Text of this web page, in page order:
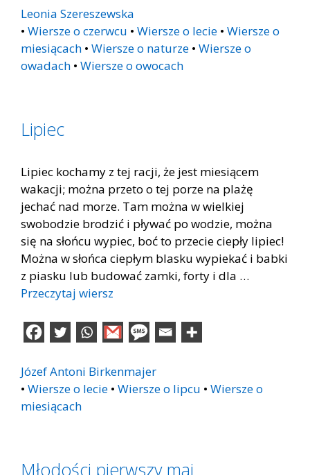
Leonia Szereszewska
• Wiersze o czerwcu • Wiersze o lecie • Wiersze o
miesiącach • Wiersze o naturze • Wiersze o
owadach • Wiersze o owocach
Lipiec
Lipiec kochamy z tej racji, że jest miesiącem
wakacji; można przeto o tej porze na plażę
jechać nad morze. Tam można w wielkiej
swobodzie brodzić i pływać po wodzie, można
się na słońcu wypiec, boć to przecie ciepły lipiec!
Można w słońca ciepłym blasku wypiekać i babki
z piasku lub budować zamki, forty i dla …
Przeczytaj wiersz
Józef Antoni Birkenmajer
• Wiersze o lecie • Wiersze o lipcu • Wiersze o
miesiącach
Młodości pierwszy maj